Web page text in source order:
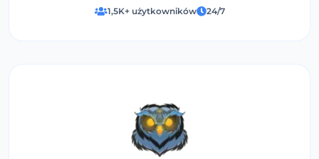
1,5K+ użytkowników 24/7